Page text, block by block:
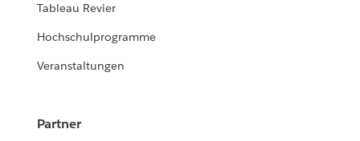
Tableau Revier
Hochschulprogramme
Veranstaltungen
Partner